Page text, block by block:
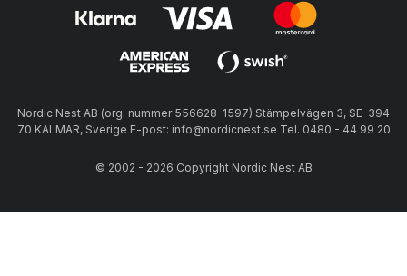
Nordic Nest AB (org. nummer 556628-1597) Stämpelvägen 3, SE-394
70 KALMAR, Sverige E-post: info@nordicnest.se Tel. 0480 - 44 99 20
© 2002 - 2026 Copyright Nordic Nest AB